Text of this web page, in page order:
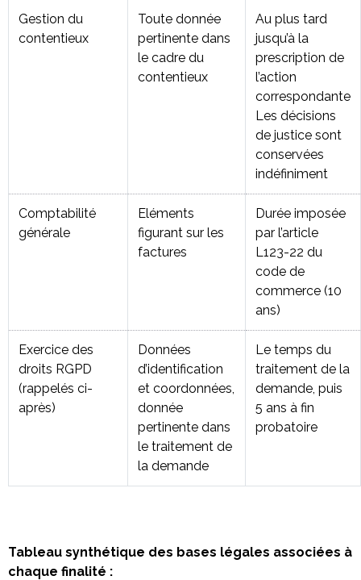
Gestion du
contentieux
Toute donnée
pertinente dans
le cadre du
contentieux
Au plus tard
jusqu’à la
prescription de
l’action
correspondante
Les décisions
de justice sont
conservées
indéfiniment
Comptabilité
générale
Eléments
figurant sur les
factures
Durée imposée
par l’article
L123-22 du
code de
commerce (10
ans)
Exercice des
droits RGPD
(rappelés ci-
après)
Données
d’identification
et coordonnées,
donnée
pertinente dans
le traitement de
la demande
Le temps du
traitement de la
demande, puis
5 ans à fin
probatoire
Tableau synthétique des bases légales associées à
chaque finalité :